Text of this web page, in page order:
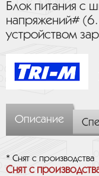
Блок питания с
напряжений#
устройством
Описание
* Снят с производства
Снят с